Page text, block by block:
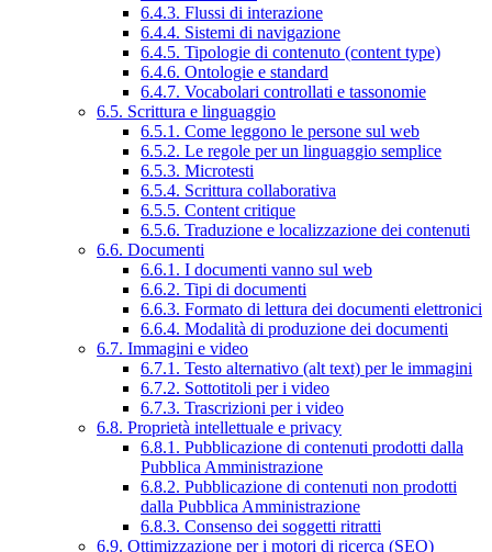
6.4.3. Flussi di interazione
6.4.4. Sistemi di navigazione
6.4.5. Tipologie di contenuto (content type)
6.4.6. Ontologie e standard
6.4.7. Vocabolari controllati e tassonomie
6.5. Scrittura e linguaggio
6.5.1. Come leggono le persone sul web
6.5.2. Le regole per un linguaggio semplice
6.5.3. Microtesti
6.5.4. Scrittura collaborativa
6.5.5. Content critique
6.5.6. Traduzione e localizzazione dei contenuti
6.6. Documenti
6.6.1. I documenti vanno sul web
6.6.2. Tipi di documenti
6.6.3. Formato di lettura dei documenti elettronici
6.6.4. Modalità di produzione dei documenti
6.7. Immagini e video
6.7.1. Testo alternativo (alt text) per le immagini
6.7.2. Sottotitoli per i video
6.7.3. Trascrizioni per i video
6.8. Proprietà intellettuale e privacy
6.8.1. Pubblicazione di contenuti prodotti dalla
Pubblica Amministrazione
6.8.2. Pubblicazione di contenuti non prodotti
dalla Pubblica Amministrazione
6.8.3. Consenso dei soggetti ritratti
6.9. Ottimizzazione per i motori di ricerca (SEO)